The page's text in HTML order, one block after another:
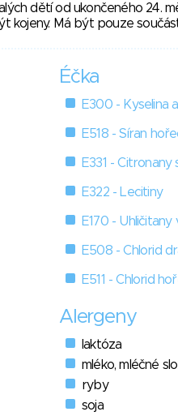
dětí od ukončeného 24.
kojeny. Má být pouze
Éčka
E300 - Kyselina
E518 - Síran
E331 - Citronany
E322 - Lecitiny
E170 -
E508 - Chlorid
E511 - Chlorid
Alergeny
laktóza
mléko, mléčné
ryby
soja